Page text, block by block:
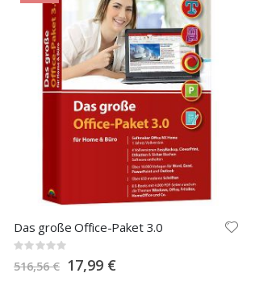
Das große Office-Paket 3.0
Rating:
0%
516,56 € Special
Price
17,99 €